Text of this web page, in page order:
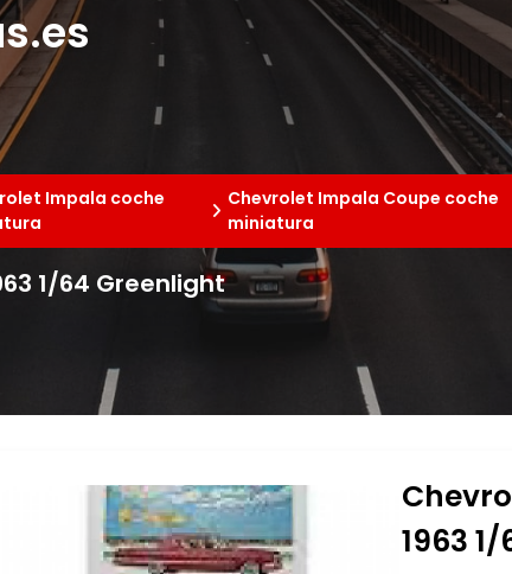
Impala coche
Chevrolet Impala Coupe coche
miniatura
1/64 Greenlight
1963